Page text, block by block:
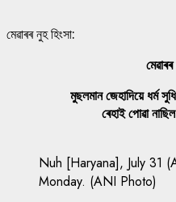
মেৱাৰৰ নুহ হিংসা:
মুছলমান জেহাদিয়ে ধৰ্ম
ৰেহাই পোৱা
Nuh [Haryana], July 31
Monday. (ANI Photo)